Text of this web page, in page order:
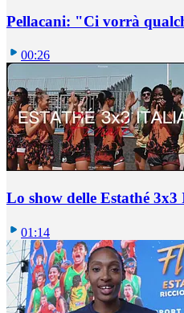
Pellacani: "Ci vorrà
00:26
Lo show delle Estathé
01:14